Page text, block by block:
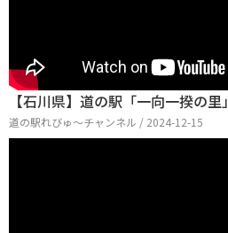
【石川県】道の駅「一向一揆の里」
道の駅れびゅ〜チャンネル / 2024-12-15